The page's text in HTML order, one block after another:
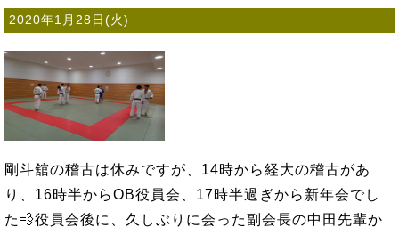
2020年1月28日(火)
剛斗舘の稽古は休みですが、14時から経大の稽古があ
り、16時半からOB役員会、17時半過ぎから新年会でし
た💨役員会後に、久しぶりに会った副会長の中田先輩か